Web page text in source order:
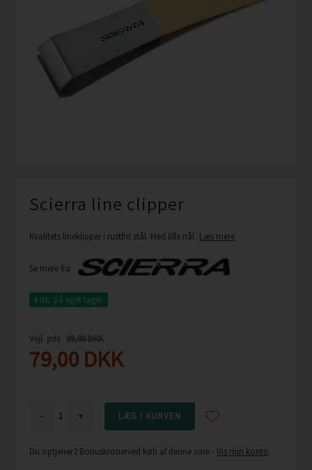
Scierra line clipper
Kvalitets lineklipper i rustfrit stål. Med lille nål. Læs mere
Se mere fra
4 stk. på eget lager
Vejl. pris 99,00 DKK
79,00 DKK
- +
Du optjener2 Bonuskronerved køb af denne vare -Vis min konto